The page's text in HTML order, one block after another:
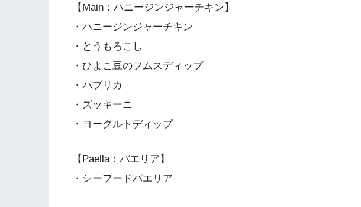
【Main：ハニージンジャーチキン】
・ハニージンジャーチキン
・とうもろこし
・ひよこ豆のフムスディップ
・パプリカ
・ズッキーニ
・ヨーグルトディップ
【Paella：パエリア】
・シーフードパエリア